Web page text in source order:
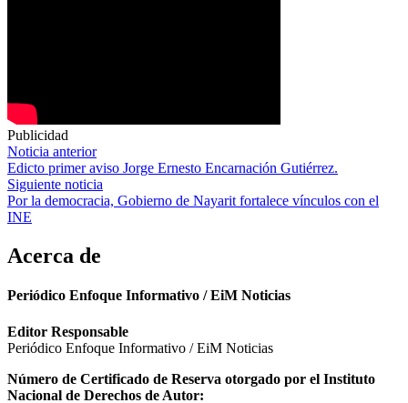
Publicidad
Navegación
de
entradas
Noticia anterior
Edicto primer aviso Jorge Ernesto Encarnación Gutiérrez.
Siguiente noticia
Por la democracia, Gobierno de Nayarit fortalece vínculos con el
INE
Acerca de
Periódico Enfoque Informativo / EiM Noticias
Editor Responsable
Periódico Enfoque Informativo / EiM Noticias
Número de Certificado de Reserva otorgado por el Instituto
Nacional de Derechos de Autor: